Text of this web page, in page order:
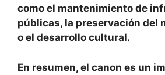
como el mantenimiento de
públicas, la preservación del
o el desarrollo cultural.
En resumen, el canon es un